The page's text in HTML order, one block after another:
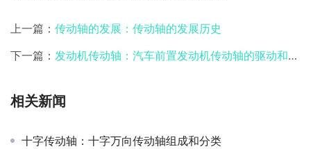
上一篇： 传动轴的发展：传动轴的发展历史
下一篇： 发动机传动轴：汽车前置发动机传动轴的驱动和研发
相关新闻
十字传动轴：十字万向传动轴组成和分类